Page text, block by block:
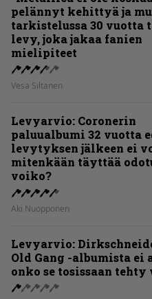
pelännyt kehittyä ja
tarkistelussa 30 vuotta
levy, joka jakaa fanien
mielipiteet
Vesa Siltanen
Levyarvio: Coronerin
paluualbumi 32 vuotta
levytyksen jälkeen ei
mitenkään täyttää
voiko?
Aki Nuopponen
Levyarvio:
Old Gang -albumista ei
onko se tosissaan tehty